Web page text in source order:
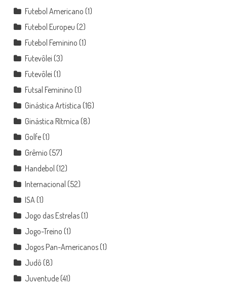
Futebol Americano (1)
Futebol Europeu (2)
Futebol Feminino (1)
Futevôlei (3)
Futevôlei (1)
Futsal Feminino (1)
Ginástica Artística (16)
Ginástica Rítmica (8)
Golfe(1)
Grêmio (57)
Handebol (12)
Internacional (52)
ISA (1)
Jogo das Estrelas(1)
Jogo-Treino (1)
Jogos Pan-Americanos(1)
Judô (8)
Juventude(41)